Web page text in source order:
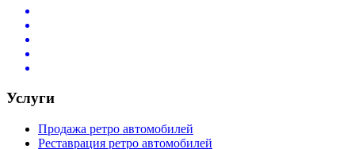
Услуги
Продажа ретро автомобилей
Реставрация ретро автомобилей